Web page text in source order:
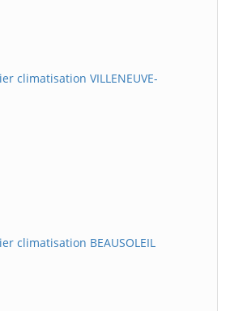
climatisation VILLENEUVE-
climatisation BEAUSOLEIL